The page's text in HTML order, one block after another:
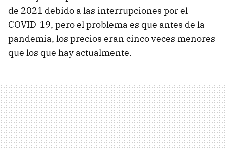
de 2021 debido a las interrupciones por el
COVID-19, pero el problema es que antes de la
pandemia, los precios eran cinco veces menores
que los que hay actualmente.